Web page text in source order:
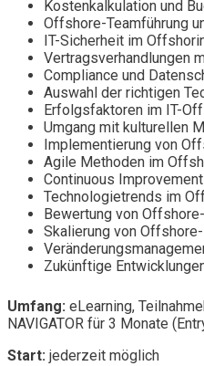
Kostenkalkulation und
Offshore-Teamführung
IT-Sicherheit im
Vertragsverhandlungen
Compliance und
Auswahl der richtigen
Erfolgsfaktoren im IT-
Umgang mit kulturellen
Implementierung von
Agile Methoden im
Continuous
Technologietrends im
Bewertung von
Skalierung von
Zukünftige
Umfang: eLearning,
NAVIGATOR für 3 Monate
Start: jederzeit möglich